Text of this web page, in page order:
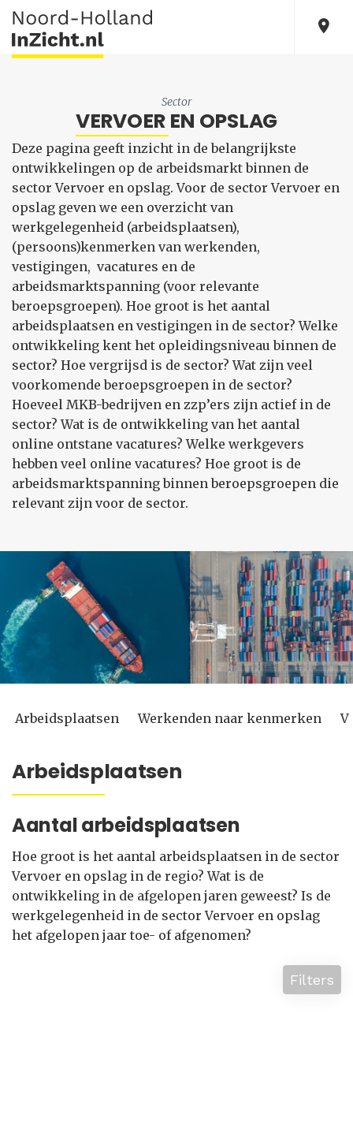
Sector
VERVOER EN OPSLAG
Deze pagina geeft inzicht in de belangrijkste
ontwikkelingen op de arbeidsmarkt binnen de
sector Vervoer en opslag. Voor de sector Vervoer en
opslag geven we een overzicht van
werkgelegenheid (arbeidsplaatsen),
(persoons)kenmerken van werkenden,
vestigingen, vacatures en de
arbeidsmarktspanning (voor relevante
beroepsgroepen). Hoe groot is het aantal
arbeidsplaatsen en vestigingen in de sector? Welke
ontwikkeling kent het opleidingsniveau binnen de
sector? Hoe vergrijsd is de sector? Wat zijn veel
voorkomende beroepsgroepen in de sector?
Hoeveel MKB-bedrijven en zzp’ers zijn actief in de
sector? Wat is de ontwikkeling van het aantal
online ontstane vacatures? Welke werkgevers
hebben veel online vacatures? Hoe groot is de
arbeidsmarktspanning binnen beroepsgroepen die
relevant zijn voor de sector.
Arbeidsplaatsen Werkenden naar kenmerken
Arbeidsplaatsen
Aantal arbeidsplaatsen
Hoe groot is het aantal arbeidsplaatsen in de sector
Vervoer en opslag in de regio? Wat is de
ontwikkeling in de afgelopen jaren geweest? Is de
werkgelegenheid in de sector Vervoer en opslag
het afgelopen jaar toe- of afgenomen?
Filters